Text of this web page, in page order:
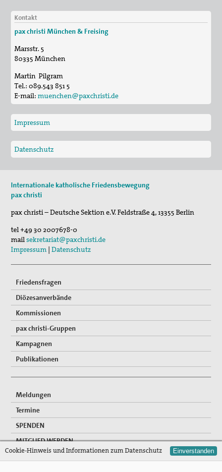
08. Sep 2026
Friedensgottesdienst
23. Sep 2026
Friedensethische Aspekte in Magnifica Humanit…
13. Okt 2026
Friedensgottesdienst
Kontakt
pax christi München & Freising
Marsstr. 5
80335 München
Martin Pilgram
Tel.:089.543 851 5
E-mail:muenchen@paxchristi.de
Impressum
Datenschutz
Internationale katholische Friedensbewegung
pax christi
pax christi – Deutsche Sektion e.V.Feldstraße 4,13355 Berlin
tel+49 30 2007678-0
mailsekretariat@paxchristi.de
Impressum |Datenschutz
Friedensfragen
Diözesanverbände
Kommissionen
pax christi-Gruppen
Kampagnen
Publikationen
Meldungen
Termine
SPENDEN
MITGLIED WERDEN
Cookie-Hinweis und Informationen zum Datenschutz Einverstanden